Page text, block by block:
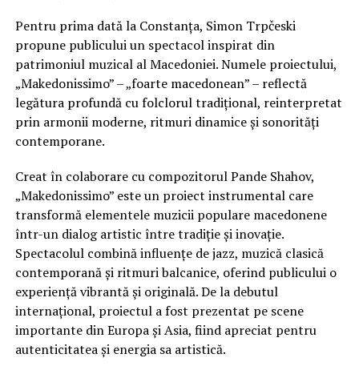
Pentru prima dată la Constanța, Simon Trpčeski
propune publicului un spectacol inspirat din
patrimoniul muzical al Macedoniei. Numele proiectului,
„Makedonissimo” – „foarte macedonean” – reflectă
legătura profundă cu folclorul tradițional, reinterpretat
prin armonii moderne, ritmuri dinamice și sonorități
contemporane.
Creat în colaborare cu compozitorul Pande Shahov,
„Makedonissimo” este un proiect instrumental care
transformă elementele muzicii populare macedonene
într-un dialog artistic între tradiție și inovație.
Spectacolul combină influențe de jazz, muzică clasică
contemporană și ritmuri balcanice, oferind publicului o
experiență vibrantă și originală. De la debutul
internațional, proiectul a fost prezentat pe scene
importante din Europa și Asia, fiind apreciat pentru
autenticitatea și energia sa artistică.